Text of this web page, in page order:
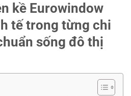
kề Eurowindow
tế trong từng chi
sống đô thị